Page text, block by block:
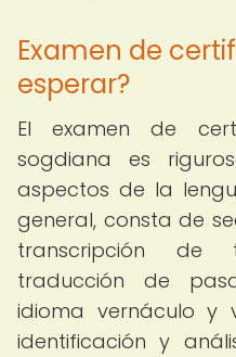
Examen de
esperar?
El examen de
sogdiana es
aspectos de la
general, consta de
transcripción de
traducción de
idioma vernáculo y
identificación y